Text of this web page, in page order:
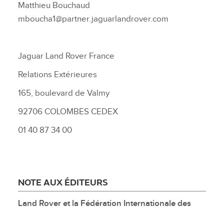
Matthieu Bouchaud
mboucha1@partner.jaguarlandrover.com
Jaguar Land Rover France
Relations Extérieures
165, boulevard de Valmy
92706 COLOMBES CEDEX
01 40 87 34 00
NOTE AUX ÉDITEURS
Land Rover et la Fédération Internationale des